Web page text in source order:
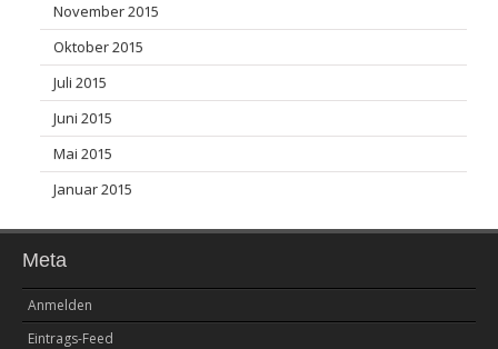
November 2015
Oktober 2015
Juli 2015
Juni 2015
Mai 2015
Januar 2015
Meta
Anmelden
Eintrags-Feed